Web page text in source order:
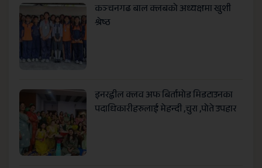
कञ्चनगढ बाल क्लबको अध्यक्षमा खुशी
श्रेष्ठ
इनरह्वील क्लव अफ बिर्तामोड मिडटाउनका
पदाधिकारीहरुलाई मेहन्दी ,चुरा ,पोते उपहार